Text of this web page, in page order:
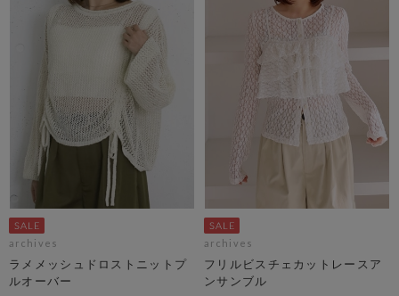
archives
ラメメッシュドロストニットプ
ルオーバー
archives
フリルビスチェカットレースア
ンサンブル